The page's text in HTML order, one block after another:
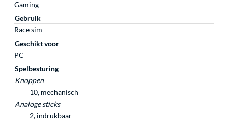
Gaming
Gebruik
Race sim
Geschikt voor
PC
Spelbesturing
Knoppen
10, mechanisch
Analoge sticks
2, indrukbaar